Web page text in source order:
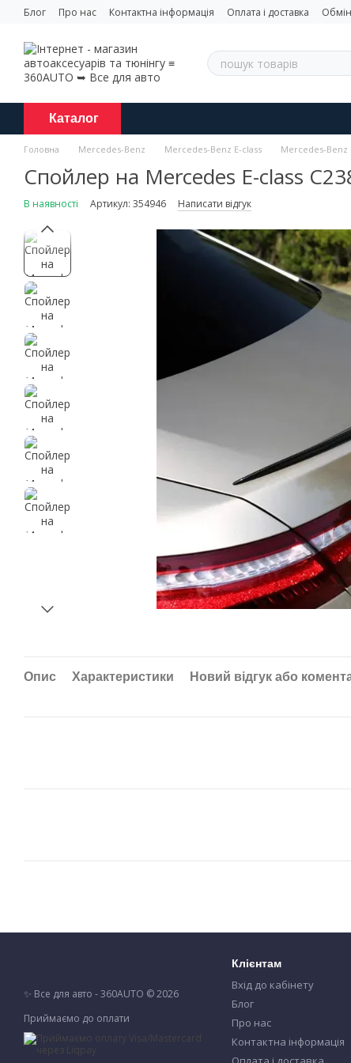
Перейти до основного контенту
Блог Про нас Контактна інформація Оплата і доставка
Каталог
Головна Mercedes-Benz Mercedes-Benz E-class Mercedes-Benz
Спойлер на Mercedes E-class
В наявності Артикул: 354946 Написати відгук
Опис Характеристики Новий відгук або
✨ Все для авто - 360AUTO © 2026
Приймаємо до оплати
Клієнтам
Вхід до кабінету
Блог
Про нас
Контактна інформація